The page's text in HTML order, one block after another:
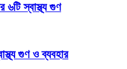
৬টি স্বাস্থ্য গুণ
গুণ ও ব্যবহার